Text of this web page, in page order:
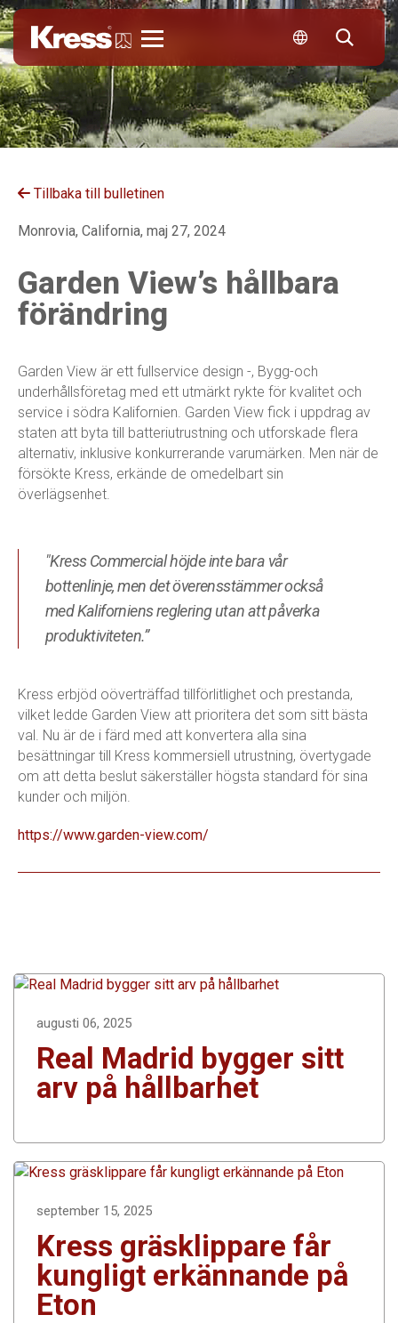
Tillbaka till bulletinen
Monrovia, California, maj 27, 2024
Garden View’s hållbara
förändring
Garden View är ett fullservice design -, Bygg-och
underhållsföretag med ett utmärkt rykte för kvalitet och
service i södra Kalifornien. Garden View fick i uppdrag av
staten att byta till batteriutrustning och utforskade flera
alternativ, inklusive konkurrerande varumärken. Men när de
försökte Kress, erkände de omedelbart sin
överlägsenhet.
"Kress Commercial höjde inte bara vår
bottenlinje, men det överensstämmer också
med Kaliforniens reglering utan att påverka
produktiviteten.”
Kress erbjöd oöverträffad tillförlitlighet och prestanda,
vilket ledde Garden View att prioritera det som sitt bästa
val. Nu är de i färd med att konvertera alla sina
besättningar till Kress kommersiell utrustning, övertygade
om att detta beslut säkerställer högsta standard för sina
kunder och miljön.
https://www.garden-view.com/
augusti 06, 2025
Real Madrid bygger sitt
arv på hållbarhet
september 15, 2025
Kress gräsklippare får
kungligt erkännande på
Eton